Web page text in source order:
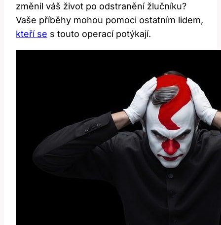
změnil váš život po odstranění žlučníku?
Vaše​ příběhy mohou pomoci ⁢ostatním lidem,
kteří se s touto operací ‌potýkají.